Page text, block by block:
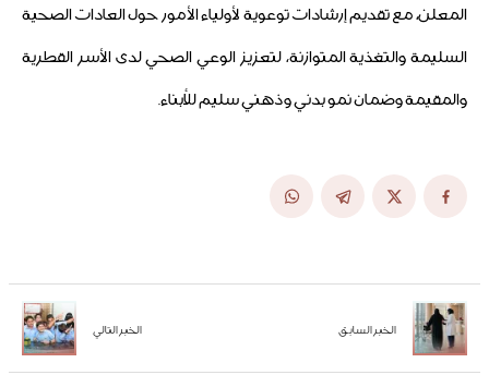
المعلن، مع تقديم إرشادات توعوية لأولياء الأمور حول العادات الصحية
السليمة والتغذية المتوازنة، لتعزيز الوعي الصحي لدى الأسر القطرية
والمقيمة وضمان نمو بدني وذهني سليم للأبناء.
الخبر السابق الخبر التالي